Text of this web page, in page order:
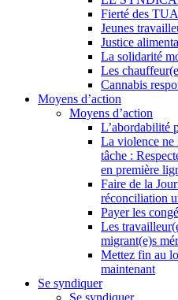
Fierté des
Jeunes
Justice
La solidarité
Les
Cannabis
Moyens d’action
Moyens d’action
L’abordabilité
La violence ne
tâche :
en première
Faire de la
réconciliation
Payer les
Les
migrant(e)s
Mettez fin au
maintenant
Se syndiquer
Se syndiquer